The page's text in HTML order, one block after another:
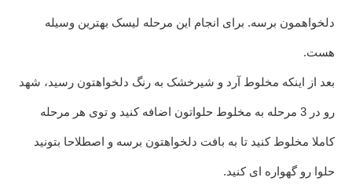
دلخواهمون برسه. برای انجام این مرحله لیسک بهترین وسیله
هست.
بعد از اینکه مخلوط آرد و شیرخشک به رنگ دلخواهتون رسید، شهد
رو در 3 مرحله به مخلوط حلواتون اضافه کنید و توی هر مرحله
کاملا مخلوط کنید تا به بافت دلخواهتون برسه و اصطلاحا بتونید
حلوا رو گهواره ای کنید.